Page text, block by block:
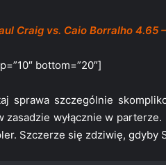
Craig vs. Caio Borralho 4.65
bottom=”20″]
sprawa szczególnie
zasadzie wyłącznie w
Szczerze się zdziwię, gdyby